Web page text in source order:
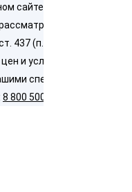
сайте предназначена
как
437 (п. 2) ГК РФ. Для
и условий
специалистами по
8 800 500 5437